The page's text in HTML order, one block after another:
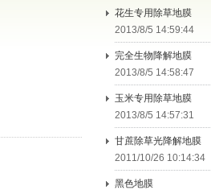
花生专用除草地膜
2013/8/5 14:59:44
完全生物降解地膜
2013/8/5 14:58:47
玉米专用除草地膜
2013/8/5 14:57:31
甘蔗除草光降解地膜
2011/10/26 10:14:34
黑色地膜